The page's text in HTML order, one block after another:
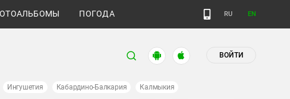
ПОГОДА RU EN
ВОЙТИ
Ингушетия Кабардино-Балкария Калмыкия